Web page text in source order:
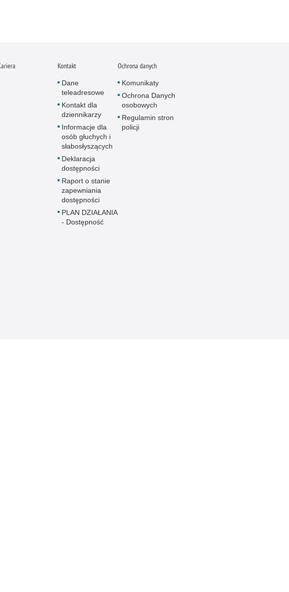
Kontakt
Dane
teleadresowe
Kontakt dla
dziennikarzy
Informacje dla
osób głuchych i
słabosłyszących
Deklaracja
dostępności
Raport o stanie
zapewniania
dostępności
PLAN DZIAŁANIA
- Dostępność
Ochrona danych
Komunikaty
Ochrona Danych
osobowych
Regulamin stron
policji